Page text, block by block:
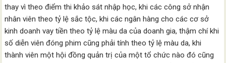
thay vì theo điểm thi khảo sát nhập học, khi các công sở nhận
nhân viên theo tỷ lệ sắc tộc, khi các ngân hàng cho các cơ sở
kinh doanh vay tiền theo tỷ lệ màu da của doanh gia, thậm chí khi
số diễn viên đóng phim cũng phải tính theo tỷ lệ màu da, khi
thành viên một hội đồng quản trị của một tổ chức nào đó cũng